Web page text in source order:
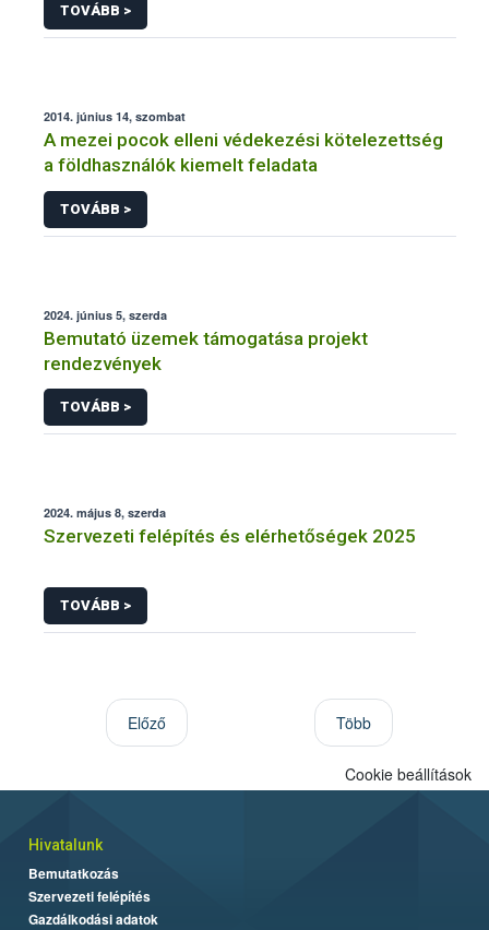
TOVÁBB >
2014. június 14, szombat
A mezei pocok elleni védekezési kötelezettség
a földhasználók kiemelt feladata
TOVÁBB >
2024. június 5, szerda
Bemutató üzemek támogatása projekt
rendezvények
TOVÁBB >
2024. május 8, szerda
Szervezeti felépítés és elérhetőségek 2025
TOVÁBB >
Előző Több
Cookie beállítások
Hivatalunk
Bemutatkozás
Szervezeti felépítés
Gazdálkodási adatok